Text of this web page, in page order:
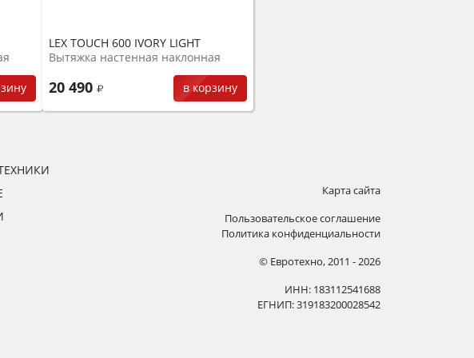
LEX TOUCH 600 IVORY LIGHT
Вытяжка настенная наклонная
20 490 в корзину
Карта сайта
Пользовательское соглашение
Политика конфиденциальности
© Евротехно, 2011 - 2026
ИНН: 183112541688
ЕГНИП: 319183200028542